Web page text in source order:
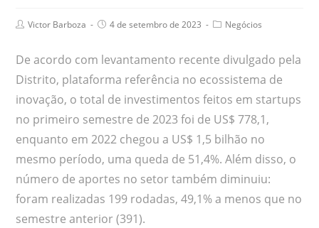
Victor Barboza 4 de setembro de 2023 Negócios
De acordo com levantamento recente divulgado pela
Distrito, plataforma referência no ecossistema de
inovação, o total de investimentos feitos em startups
no primeiro semestre de 2023 foi de US$ 778,1,
enquanto em 2022 chegou a US$ 1,5 bilhão no
mesmo período, uma queda de 51,4%. Além disso, o
número de aportes no setor também diminuiu:
foram realizadas 199 rodadas, 49,1% a menos que no
semestre anterior (391).